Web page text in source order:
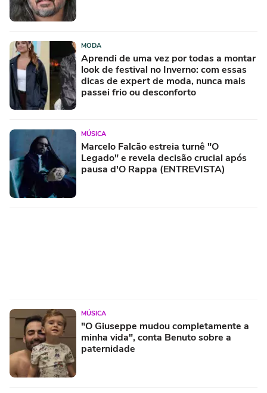
MODA
Aprendi de uma vez por todas a montar
look de festival no Inverno: com essas
dicas de expert de moda, nunca mais
passei frio ou desconforto
MÚSICA
Marcelo Falcão estreia turnê "O
Legado" e revela decisão crucial após
pausa d'O Rappa (ENTREVISTA)
MÚSICA
"O Giuseppe mudou completamente a
minha vida", conta Benuto sobre a
paternidade